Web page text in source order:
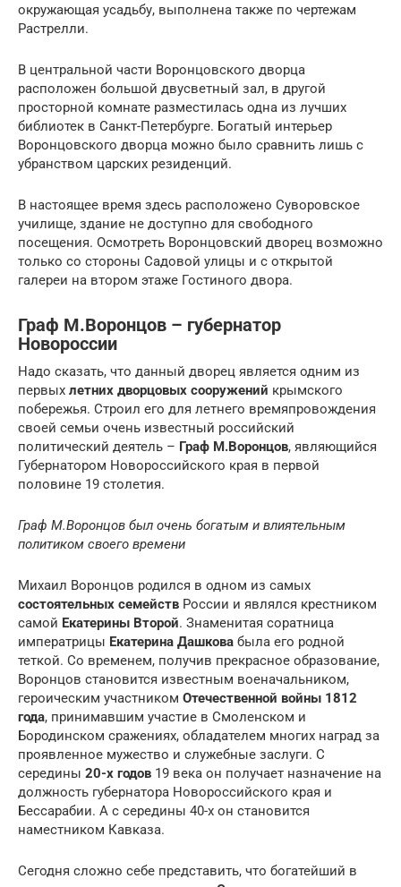
окружающая усадьбу, выполнена также по чертежам
Растрелли.
В центральной части Воронцовского дворца
расположен большой двусветный зал, в другой
просторной комнате разместилась одна из лучших
библиотек в Санкт-Петербурге. Богатый интерьер
Воронцовского дворца можно было сравнить лишь с
убранством царских резиденций.
В настоящее время здесь расположено Суворовское
училище, здание не доступно для свободного
посещения. Осмотреть Воронцовский дворец возможно
только со стороны Садовой улицы и с открытой
галереи на втором этаже Гостиного двора.
Граф М.Воронцов – губернатор
Новороссии
Надо сказать, что данный дворец является одним из
первых летних дворцовых сооружений крымского
побережья. Строил его для летнего времяпровождения
своей семьи очень известный российский
политический деятель – Граф М.Воронцов, являющийся
Губернатором Новороссийского края в первой
половине 19 столетия.
Граф М.Воронцов был очень богатым и влиятельным
политиком своего времени
Михаил Воронцов родился в одном из самых
состоятельных семейств России и являлся крестником
самой Екатерины Второй. Знаменитая соратница
императрицы Екатерина Дашкова была его родной
теткой. Со временем, получив прекрасное образование,
Воронцов становится известным военачальником,
героическим участником Отечественной войны 1812
года, принимавшим участие в Смоленском и
Бородинском сражениях, обладателем многих наград за
проявленное мужество и служебные заслуги. С
середины 20-х годов 19 века он получает назначение на
должность губернатора Новороссийского края и
Бессарабии. А с середины 40-х он становится
наместником Кавказа.
Сегодня сложно себе представить, что богатейший в